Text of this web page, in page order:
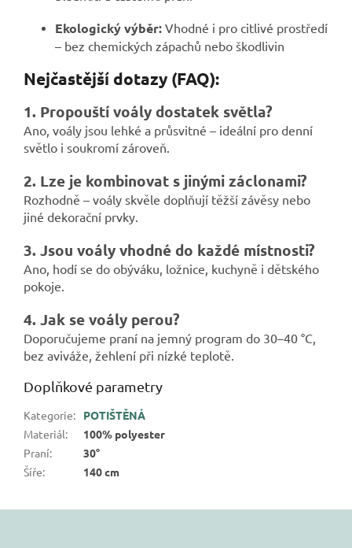
Ekologický výběr: Vhodné i pro citlivé prostředí
– bez chemických zápachů nebo škodlivin
Nejčastější dotazy (FAQ):
1. Propouští voály dostatek světla?
Ano, voály jsou lehké a průsvitné – ideální pro denní
světlo i soukromí zároveň.
2. Lze je kombinovat s jinými záclonami?
Rozhodně – voály skvěle doplňují těžší závěsy nebo
jiné dekorační prvky.
3. Jsou voály vhodné do každé místnosti?
Ano, hodí se do obýváku, ložnice, kuchyně i dětského
pokoje.
4. Jak se voály perou?
Doporučujeme praní na jemný program do 30–40 °C,
bez aviváže, žehlení při nízké teplotě.
Doplňkové parametry
Kategorie:
POTIŠTĚNÁ
Materiál:
100% polyester
Praní:
30°
Šíře: 140 cm